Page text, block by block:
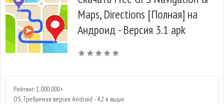
Maps, Directions [Полная] на
Андроид - Версия 3.1 apk
Рейтинг: 1 000 000+
OS: Требуемая версия Android - 4.2 и выше